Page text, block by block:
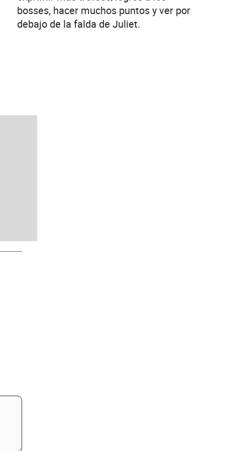
bosses, hacer muchos puntos y ver por
debajo de la falda de Juliet.